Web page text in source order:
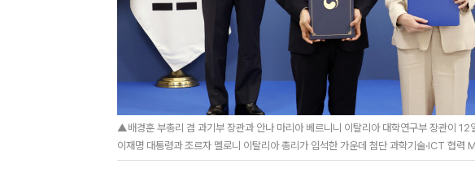
▲배경훈 부총리 겸 과기부 장관과 안나 마리아 베르니니 이탈리아 대학연구부 장관이 12
이재명 대통령과 조르자 멜로니 이탈리아 총리가 임석한 가운데 첨단 과학기술·ICT 협력